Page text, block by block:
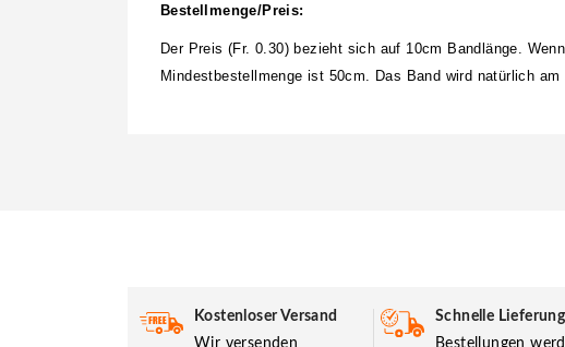
Bestellmenge/Preis:
Der Preis (Fr. 0.30) bezieht sich auf 10cm Bandlänge.
Mindestbestellmenge ist 50cm. Das Band wird natürlich am
Kostenloser Versand
Wir versenden
Schnelle Lieferung
Bestellungen